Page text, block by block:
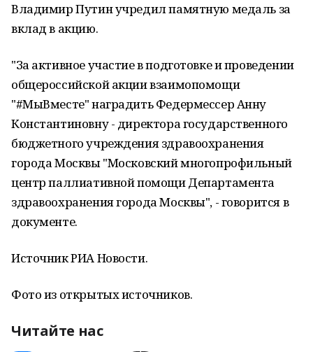
Владимир Путин учредил памятную медаль за
вклад в акцию.
"За активное участие в подготовке и проведении
общероссийской акции взаимопомощи
"#МыВместе" наградить Федермессер Анну
Константиновну - директора государственного
бюджетного учреждения здравоохранения
города Москвы "Московский многопрофильный
центр паллиативной помощи Департамента
здравоохранения города Москвы", - говорится в
документе.
Источник РИА Новости.
Фото из открытых источников.
Читайте нас